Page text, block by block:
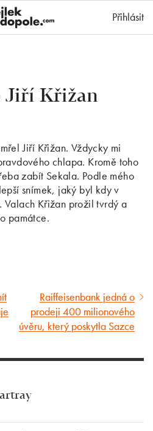
Přihlásit
Jiří Křižan
Jiří Křižan. Vždycky mi
chlapa. Kromě toho
zabít Sekala. Podle mého
snímek, jaký byl kdy v
Valach Křižan prožil tvrdý a
památce.
Následující
článek
Raiffeisenbank jedná o
prodeji 400 milionového
úvěru, který poskytla Sazce